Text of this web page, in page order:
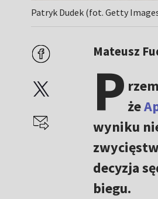
Patryk Dudek (fot. Getty
Mateusz
P że
wyniku
decyzja
biegu.